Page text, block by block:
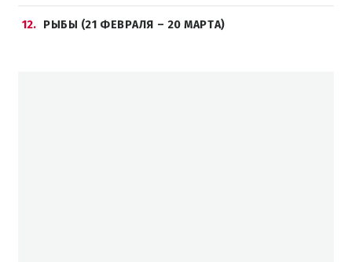
12 РЫБЫ (21 ФЕВРАЛЯ – 20 МАРТА)